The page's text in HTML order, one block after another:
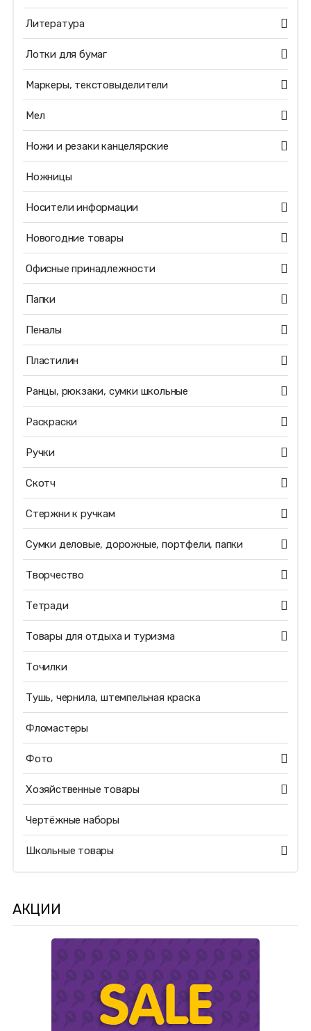
Литература
Лотки для бумаг
Маркеры, текстовыделители
Мел
Ножи и резаки канцелярские
Ножницы
Носители информации
Новогодние товары
Офисные принадлежности
Папки
Пеналы
Пластилин
Ранцы, рюкзаки, сумки школьные
Раскраски
Ручки
Скотч
Стержни к ручкам
Сумки деловые, дорожные, портфели, папки
Творчество
Тетради
Товары для отдыха и туризма
Точилки
Тушь, чернила, штемпельная краска
Фломастеры
Фото
Хозяйственные товары
Чертёжные наборы
Школьные товары
АКЦИИ